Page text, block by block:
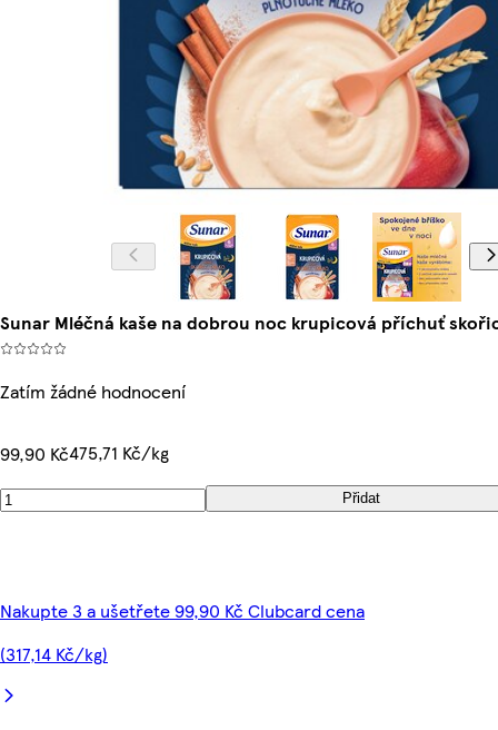
Sunar Mléčná kaše na dobrou noc krupicová příchuť
Zatím žádné hodnocení
99,90 Kč475,71 Kč/kg
Přidat
Nakupte 3 a ušetřete 99,90 Kč Clubcard cena
(317,14 Kč/kg)